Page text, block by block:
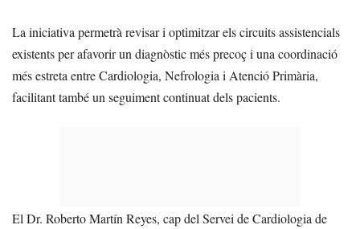
La iniciativa permetrà revisar i optimitzar els circuits assistencials
existents per afavorir un diagnòstic més precoç i una coordinació
més estreta entre Cardiologia, Nefrologia i Atenció Primària,
facilitant també un seguiment continuat dels pacients.
El Dr. Roberto Martín Reyes, cap del Servei de Cardiologia de